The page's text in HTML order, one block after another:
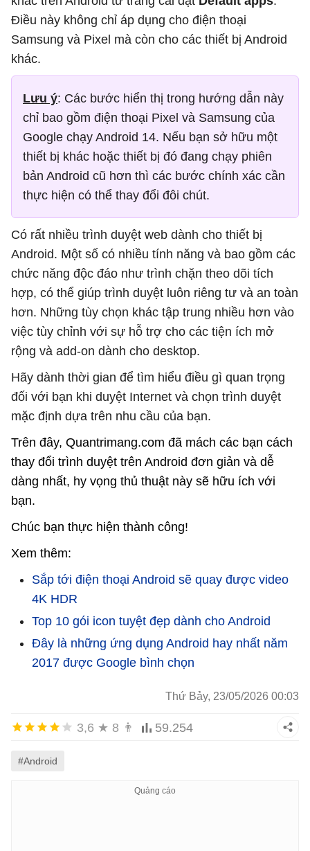
Điều này không chỉ áp dụng cho điện thoại
Samsung và Pixel mà còn cho các thiết bị Android
khác.
Lưu ý: Các bước hiển thị trong hướng dẫn này
chỉ bao gồm điện thoại Pixel và Samsung của
Google chạy Android 14. Nếu bạn sở hữu một
thiết bị khác hoặc thiết bị đó đang chạy phiên
bản Android cũ hơn thì các bước chính xác cần
thực hiện có thể thay đổi đôi chút.
Có rất nhiều trình duyệt web dành cho thiết bị
Android. Một số có nhiều tính năng và bao gồm các
chức năng độc đáo như trình chặn theo dõi tích
hợp, có thể giúp trình duyệt luôn riêng tư và an toàn
hơn. Những tùy chọn khác tập trung nhiều hơn vào
việc tùy chỉnh với sự hỗ trợ cho các tiện ích mở
rộng và add-on dành cho desktop.
Hãy dành thời gian để tìm hiểu điều gì quan trọng
đối với bạn khi duyệt Internet và chọn trình duyệt
mặc định dựa trên nhu cầu của bạn.
Trên đây, Quantrimang.com đã mách các bạn cách
thay đổi trình duyệt trên Android đơn giản và dễ
dàng nhất, hy vọng thủ thuật này sẽ hữu ích với
bạn.
Chúc bạn thực hiện thành công!
Xem thêm:
Sắp tới điện thoại Android sẽ quay được video
4K HDR
Top 10 gói icon tuyệt đẹp dành cho Android
Đây là những ứng dụng Android hay nhất năm
2017 được Google bình chọn
Thứ Bảy, 23/05/2026 00:03
3,6 ★ 8 👨 59.254
#Android